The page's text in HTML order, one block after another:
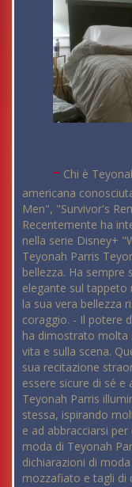
- Chi è
americana
Men", "Survivor's
Recentemente ha
nella serie Disney+
Teyonah Parris
bellezza. Ha
elegante sul tappeto
la sua vera bellezza
coraggio. - Il potere
ha dimostrato molta
vita e sulla scena.
sua recitazione
essere sicure di sé e
Teyonah Parris
stessa, ispirando
e ad abbracciarsi
moda di Teyonah
dichiarazioni di
mozzafiato e tagli di